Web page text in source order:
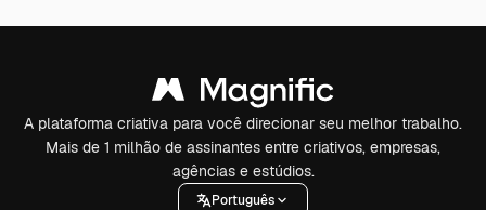
A plataforma criativa para você direcionar seu melhor trabalho.
Mais de 1 milhão de assinantes entre criativos, empresas,
agências e estúdios.
Português